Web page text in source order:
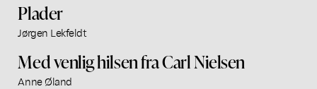
Plader
Jørgen Lekfeldt
Med venlig hilsen fra Carl Nielsen
Anne Øland